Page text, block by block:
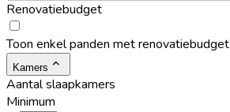
Renovatiebudget
Toon enkel panden met renovatiebudget
Kamers
Aantal slaapkamers
Minimum